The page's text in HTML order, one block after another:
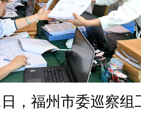
福州市委巡察组